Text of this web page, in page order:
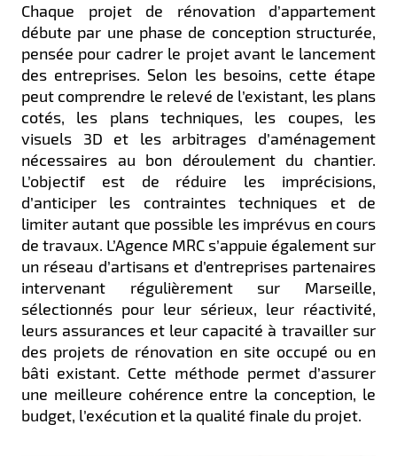
Chaque projet de rénovation d’appartement
débute par une phase de conception structurée,
pensée pour cadrer le projet avant le lancement
des entreprises. Selon les besoins, cette étape
peut comprendre le relevé de l’existant, les plans
cotés, les plans techniques, les coupes, les
visuels 3D et les arbitrages d’aménagement
nécessaires au bon déroulement du chantier.
L’objectif est de réduire les imprécisions,
d’anticiper les contraintes techniques et de
limiter autant que possible les imprévus en cours
de travaux. L’Agence MRC s’appuie également sur
un réseau d’artisans et d’entreprises partenaires
intervenant régulièrement sur Marseille,
sélectionnés pour leur sérieux, leur réactivité,
leurs assurances et leur capacité à travailler sur
des projets de rénovation en site occupé ou en
bâti existant. Cette méthode permet d’assurer
une meilleure cohérence entre la conception, le
budget, l’exécution et la qualité finale du projet.